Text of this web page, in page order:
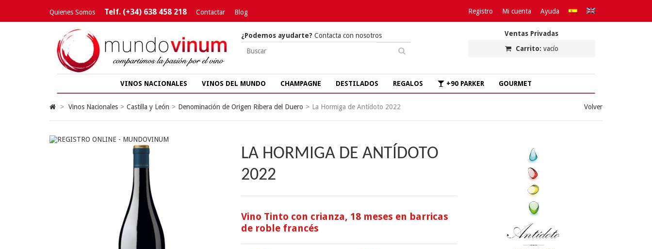
Quienes Somos Telf. (+34) 638 458 218 Contactar Blog Registro Mi cuenta Ayuda
Ventas Privadas
Carrito: vacío
¿Podemos ayudarte? Contacta con nosotros
VINOS NACIONALES VINOS DEL MUNDO CHAMPAGNE DESTILADOS REGALOS +90 PARKER GOURMET
> Vinos Nacionales > Castilla y León > Denominación de Origen Ribera del Duero > La Hormiga de Antídoto 2022 Volver
LA HORMIGA DE ANTÍDOTO
2022
Vino Tinto con crianza, 18 meses en barricas
de roble francés